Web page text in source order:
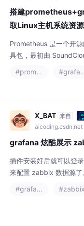
搭建
取Linux主机系统资
Prometheus 是一个开
具包，最初由
#prometheus
X_BAT 来自
aicoding.csdn.net
grafana 炫酷展示
插件安装好后就可以登
来配置 zabbix 数据源
话需要去安装插件：
#grafana
#zabbix